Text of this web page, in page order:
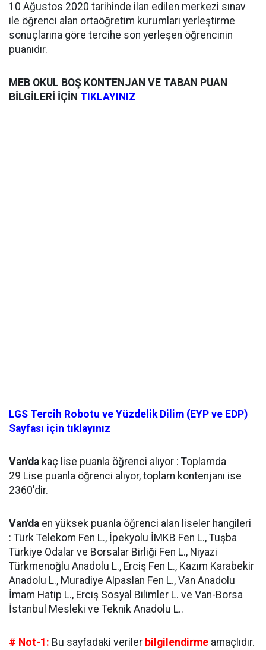
10 Ağustos 2020 tarihinde ilan edilen merkezi sınav
ile öğrenci alan ortaöğretim kurumları yerleştirme
sonuçlarına göre tercihe son yerleşen öğrencinin
puanıdır.
MEB OKUL BOŞ KONTENJAN VE TABAN PUAN
BİLGİLERİ İÇİN TIKLAYINIZ
LGS Tercih Robotu ve Yüzdelik Dilim (EYP ve EDP)
Sayfası için tıklayınız
Van'da kaç lise puanla öğrenci alıyor : Toplamda
29 Lise puanla öğrenci alıyor, toplam kontenjanı ise
2360'dir.
Van'da en yüksek puanla öğrenci alan liseler hangileri
: Türk Telekom Fen L., İpekyolu İMKB Fen L., Tuşba
Türkiye Odalar ve Borsalar Birliği Fen L., Niyazi
Türkmenoğlu Anadolu L., Erciş Fen L., Kazım Karabekir
Anadolu L., Muradiye Alpaslan Fen L., Van Anadolu
İmam Hatip L., Erciş Sosyal Bilimler L. ve Van-Borsa
İstanbul Mesleki ve Teknik Anadolu L..
# Not-1: Bu sayfadaki veriler bilgilendirme amaçlıdır.